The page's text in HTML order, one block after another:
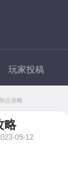
玩家投稿
点攻略
略
09-12